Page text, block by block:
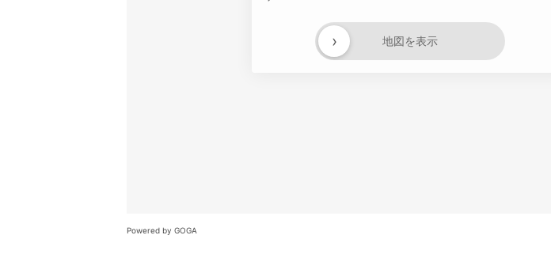
地図を表示
›
Powered by GOGA